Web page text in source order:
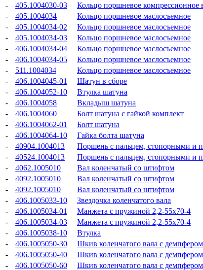
-
405.1004030-03 Кольцо поршневое компрессионное
-
405.1004034 Кольцо поршневое маслосъемное
-
405.1004034-02 Кольцо поршневое маслосъемное
-
405.1004034-03 Кольцо поршневое маслосъемное
-
406.1004034-04 Кольцо поршневое маслосъемное
-
406.1004034-05 Кольцо поршневое маслосъемное
-
511.1004034 Кольцо поршневое маслосъемное
-
406.1004045-01 Шатун в сборе
-
406.1004052-10 Втулка шатуна
-
406.1004058 Вкладыш шатуна
-
406.1004060 Болт шатуна с гайкой комплект
-
406.1004062-01 Болт шатуна
-
406.1004064-10 Гайка болта шатуна
-
40904.1004013 Поршень с пальцем, стопорными и
-
40524.1004013 Поршень с пальцем, стопорными и
-
4062.1005010 Вал коленчатый со штифтом
-
4092.1005010 Вал коленчатый со штифтом
-
4092.1005010 Вал коленчатый со штифтом
-
406.1005033-10 Звездочка коленчатого вала
-
406.1005034-01 Манжета с пружиной 2,2-55x70-4
-
406.1005034-03 Манжета с пружиной 2,2-55x70-4
-
406.1005038-10 Втулка
-
406.1005050-30 Шкив коленчатого вала с демпфером
-
406.1005050-40 Шкив коленчатого вала с демпфером
-
406.1005050-60 Шкив коленчатого вала с демпфером